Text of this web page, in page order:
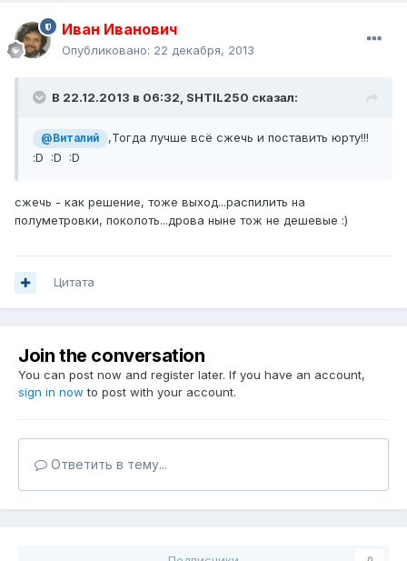
Иван Иванович
Опубликовано: 22 декабря, 2013
В 22.12.2013 в 06:32, SHTIL250 сказал:
@Виталий
,Тогда лучше всё сжечь и поставить юрту!!!
:D :D :D
сжечь - как решение, тоже выход...распилить на
полуметровки, поколоть...дрова ныне тож не дешевые :)
Цитата
Join the conversation
You can post now and register later. If you have an account,
sign in now to post with your account.
Ответить в тему...